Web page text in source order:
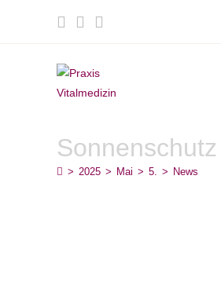
> 2025 > Mai > 5. > News